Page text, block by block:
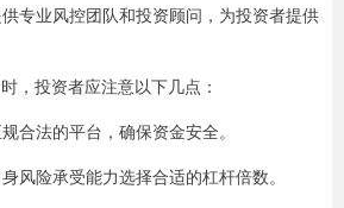
专业风控团队和投资顾问，为投资者提供
，投资者应注意以下几点：
合法的平台，确保资金安全。
风险承受能力选择合适的杠杆倍数。